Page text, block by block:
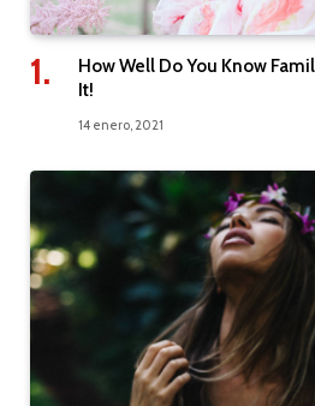
How Well Do You Know
It!
14 enero, 2021